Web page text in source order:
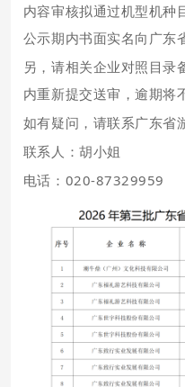
内容审核拟通过机型机种
公示期内书面实名向广东
另，请相关企业对照目录
内重新提交送审，逾期将
如有疑问，请联系广东省
联系人：胡小姐
电话：020-87329959